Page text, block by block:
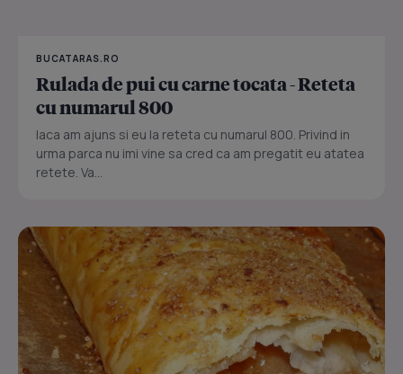
BUCATARAS.RO
Rulada de pui cu carne tocata - Reteta
cu numarul 800
Iaca am ajuns si eu la reteta cu numarul 800. Privind in
urma parca nu imi vine sa cred ca am pregatit eu atatea
retete. Va...